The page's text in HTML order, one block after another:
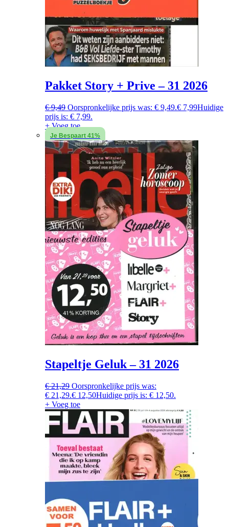
Pakket Story + Prive – 31 2026
€9,49 Oorspronkelijke prijs was: € 9,49.€ 7,99Huidige
prijs is: € 7,99.
+ Voeg toe
Je Bespaart 41%
Stapeltje Geluk – 31 2026
€21,29 Oorspronkelijke prijs was:
€ 21,29.€ 12,50Huidige prijs is: € 12,50.
+ Voeg toe